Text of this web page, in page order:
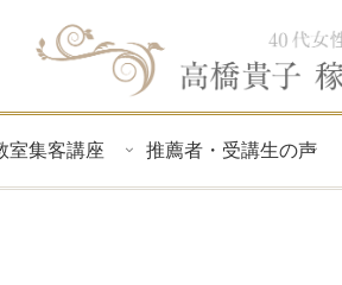
室集客講座 推薦者・受講生の声